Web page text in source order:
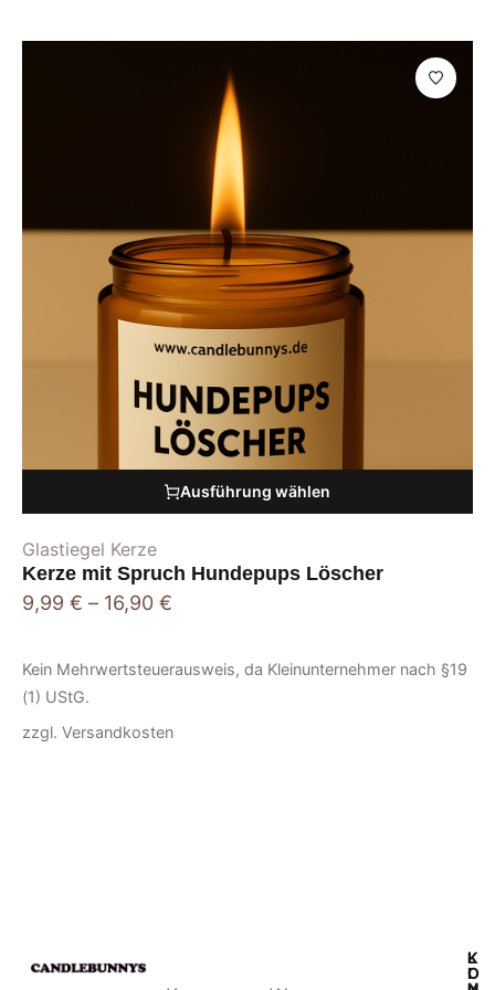
Ausführung wählen
Glastiegel Kerze
Kerze mit Spruch Hundepups Löscher
9,99 € – 16,90 €
Kein Mehrwertsteuerausweis, da Kleinunternehmer nach §19
(1) UStG.
zzgl. Versandkosten
L
I
K
O